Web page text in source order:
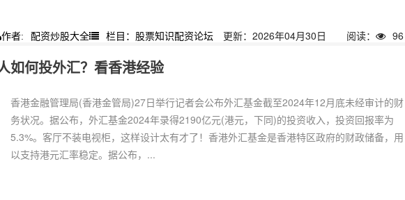
作者: 配资炒股大全 栏目：股票知识配资论坛 更新：2026年04月30日 阅读： 96
如何投外汇？看香港经验
香港金融管理局(香港金管局)27日举行记者会公布外汇基金截至2024年12月底未经审计的财
务状况。据公布，外汇基金2024年录得2190亿元(港元，下同)的投资收入，投资回报率为
5.3%。客厅不装电视柜，这样设计太有才了！香港外汇基金是香港特区政府的财政储备，用
以支持港元汇率稳定。据公布，...